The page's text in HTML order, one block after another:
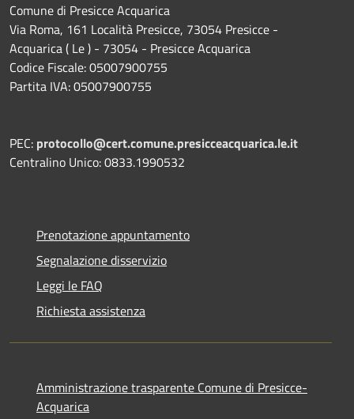
Comune di Presicce Acquarica
Via Roma, 161 Località Presicce, 73054 Presicce -
Acquarica ( Le ) - 73054 - Presicce Acquarica
Codice Fiscale: 05007900755
Partita IVA: 05007900755
PEC: protocollo@cert.comune.presicceacquarica.le.it
Centralino Unico: 0833.1990532
Prenotazione appuntamento
Segnalazione disservizio
Leggi le FAQ
Richiesta assistenza
Amministrazione trasparente Comune di Presicce-
Acquarica